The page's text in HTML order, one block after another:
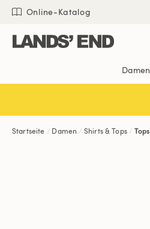
Direkt
Inhalt
Direkt
Navigation
Direkt
Suche
Online-Katalog
Damen
Startseite Damen Shirts & Tops Tops